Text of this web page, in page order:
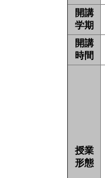
開講
学期
開講
時間
授業
形態